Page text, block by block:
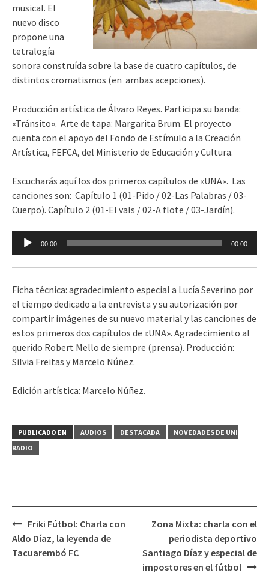
musical. El
nuevo disco
propone una
tetralogía
sonora construída sobre la base de cuatro capítulos, de
distintos cromatismos (en ambas acepciones).
Producción artística de Álvaro Reyes. Participa su banda:
«Tránsito». Arte de tapa: Margarita Brum. El proyecto
cuenta con el apoyo del Fondo de Estímulo a la Creación
Artística, FEFCA, del Ministerio de Educación y Cultura.
Escucharás aquí los dos primeros capítulos de «UNA». Las
canciones son: Capítulo 1 (01-Pido / 02-Las Palabras / 03-
Cuerpo). Capítulo 2 (01-El vals / 02-A flote / 03-Jardín).
Reproductor
audio
00:00 00:00
Ficha técnica: agradecimiento especial a Lucía Severino por
el tiempo dedicado a la entrevista y su autorización por
compartir imágenes de su nuevo material y las canciones de
estos primeros dos capítulos de «UNA». Agradecimiento al
querido Robert Mello de siempre (prensa). Producción:
Silvia Freitas y Marcelo Núñez.
Edición artística: Marcelo Núñez.
PUBLICADO EN AUDIOS DESTACADA
NOVEDADES DE UNI
RADIO
Navegación
de
Friki Fútbol: Charla con
Aldo Díaz, la leyenda de
Tacuarembó FC
Zona Mixta: charla con el
periodista deportivo
Santiago Díaz y especial de
impostores en el fútbol